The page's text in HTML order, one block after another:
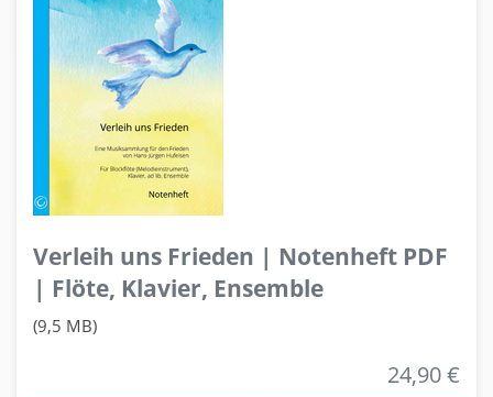
Verleih uns Frieden | Notenheft PDF
| Flöte, Klavier, Ensemble
(9,5 MB)
24,90 €